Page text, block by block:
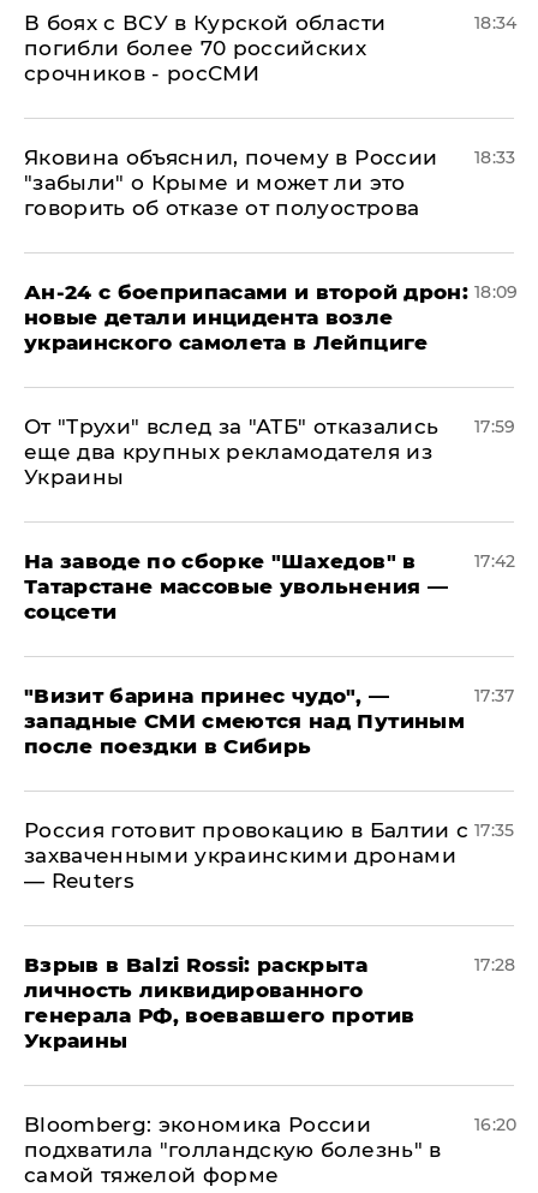
В боях с ВСУ в Курской области
погибли более 70 российских
срочников - росСМИ
18:34
Яковина объяснил, почему в России
"забыли" о Крыме и может ли это
говорить об отказе от полуострова
18:33
Ан-24 с боеприпасами и второй дрон:
новые детали инцидента возле
украинского самолета в Лейпциге
18:09
От "Трухи" вслед за "АТБ" отказались
еще два крупных рекламодателя из
Украины
17:59
На заводе по сборке "Шахедов" в
Татарстане массовые увольнения —
соцсети
17:42
"Визит барина принес чудо", —
западные СМИ смеются над Путиным
после поездки в Сибирь
17:37
​Россия готовит провокацию в Балтии с
захваченными украинскими дронами
— Reuters
17:35
​Взрыв в Balzi Rossi: раскрыта
личность ликвидированного
генерала РФ, воевавшего против
Украины
17:28
Bloomberg: экономика России
подхватила "голландскую болезнь" в
самой тяжелой форме
16:20